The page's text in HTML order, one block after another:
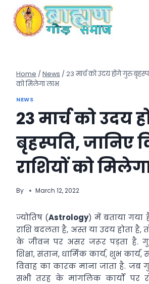
content
Home / News / 23 मार्च को उदय होंगे गुरु
को मिलेगा लाभ
NEWS
23 मार्च को उदय
बृहस्पति, जानिए
राशियों को
By March 12, 2022
ज्योतिष (Astrology) में बताया गया
राशि बदलता है, अस्त या उदय होता है,
के जीवन पर असर जरूर पड़ता है.
शिक्षा, संतान, धार्मिक कार्य, शुभ
विवाह का कारक माना जाता है. जब
सभी तरह के मांगलिक कार्यों पर